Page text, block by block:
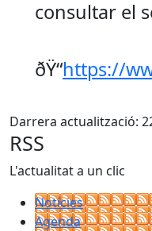
consultar el
ðŸ“https://
Darrera actualització:
RSS
L'actualitat a un clic
Notícies
Agenda